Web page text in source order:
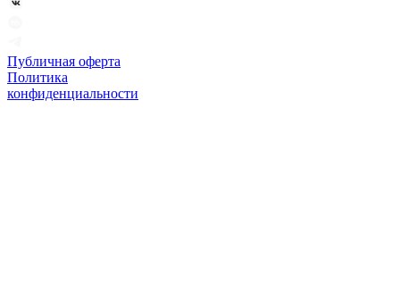
Публичная оферта
Политика
конфиденциальности